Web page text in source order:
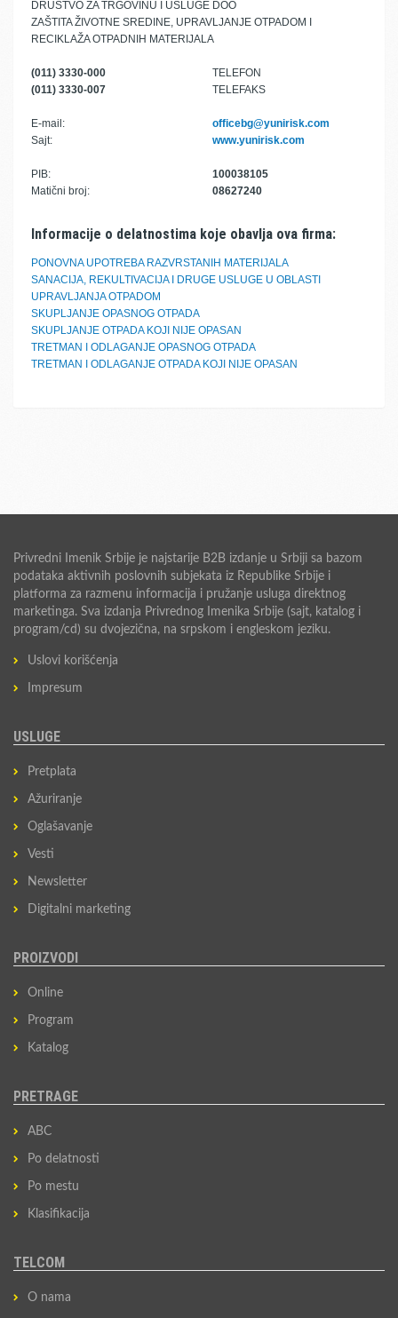
DRUŠTVO ZA TRGOVINU I USLUGE DOO
ZAŠTITA ŽIVOTNE SREDINE, UPRAVLJANJE OTPADOM I
RECIKLAŽA OTPADNIH MATERIJALA
(011) 3330-000
TELEFON
(011) 3330-007
TELEFAKS
E-mail:
officebg@yunirisk.com
Sajt:
www.yunirisk.com
PIB:
100038105
Matični broj:
08627240
Informacije o delatnostima koje obavlja ova firma:
PONOVNA UPOTREBA RAZVRSTANIH MATERIJALA
SANACIJA, REKULTIVACIJA I DRUGE USLUGE U OBLASTI
UPRAVLJANJA OTPADOM
SKUPLJANJE OPASNOG OTPADA
SKUPLJANJE OTPADA KOJI NIJE OPASAN
TRETMAN I ODLAGANJE OPASNOG OTPADA
TRETMAN I ODLAGANJE OTPADA KOJI NIJE OPASAN
Privredni Imenik Srbije je najstarije B2B izdanje u Srbiji sa bazom
podataka aktivnih poslovnih subjekata iz Republike Srbije i
platforma za razmenu informacija i pružanje usluga direktnog
marketinga. Sva izdanja Privrednog Imenika Srbije (sajt, katalog i
program/cd) su dvojezična, na srpskom i engleskom jeziku.
Uslovi korišćenja
Impresum
USLUGE
Pretplata
Ažuriranje
Oglašavanje
Vesti
Newsletter
Digitalni marketing
PROIZVODI
Online
Program
Katalog
PRETRAGE
ABC
Po delatnosti
Po mestu
Klasifikacija
TELCOM
O nama